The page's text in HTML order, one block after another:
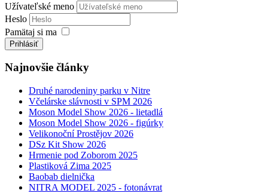
Užívateľské meno
Heslo
Pamätaj si ma
Prihlásiť
Najnovšie články
Druhé narodeniny parku v Nitre
Včelárske slávnosti v SPM 2026
Moson Model Show 2026 - lietadlá
Moson Model Show 2026 - figúrky
Velikonoční Prostějov 2026
DSz Kit Show 2026
Hrmenie pod Zoborom 2025
Plastiková Zima 2025
Baobab dielnička
NITRA MODEL 2025 - fotonávrat